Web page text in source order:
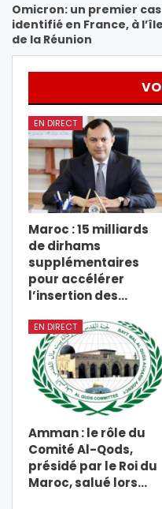
Omicron: un premier cas
identifié en France, à l’île
de la Réunion
EN DIRECT
Maroc : 15 milliards
de dirhams
supplémentaires
pour accélérer
l’insertion des…
EN DIRECT
Amman : le rôle du
Comité Al-Qods,
présidé par le Roi du
Maroc, salué lors…